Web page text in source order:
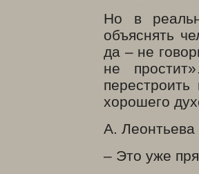
Но в
объяснять
да – не
не
хорошего
А. Леонтьева
– Это уже